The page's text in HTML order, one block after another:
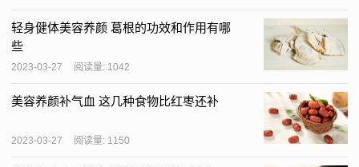
轻身健体美容养颜 葛根的功效和作用有哪
些
2023-03-27 阅读量: 1042
美容养颜补气血 这几种食物比红枣还补
2023-03-27 阅读量: 1150